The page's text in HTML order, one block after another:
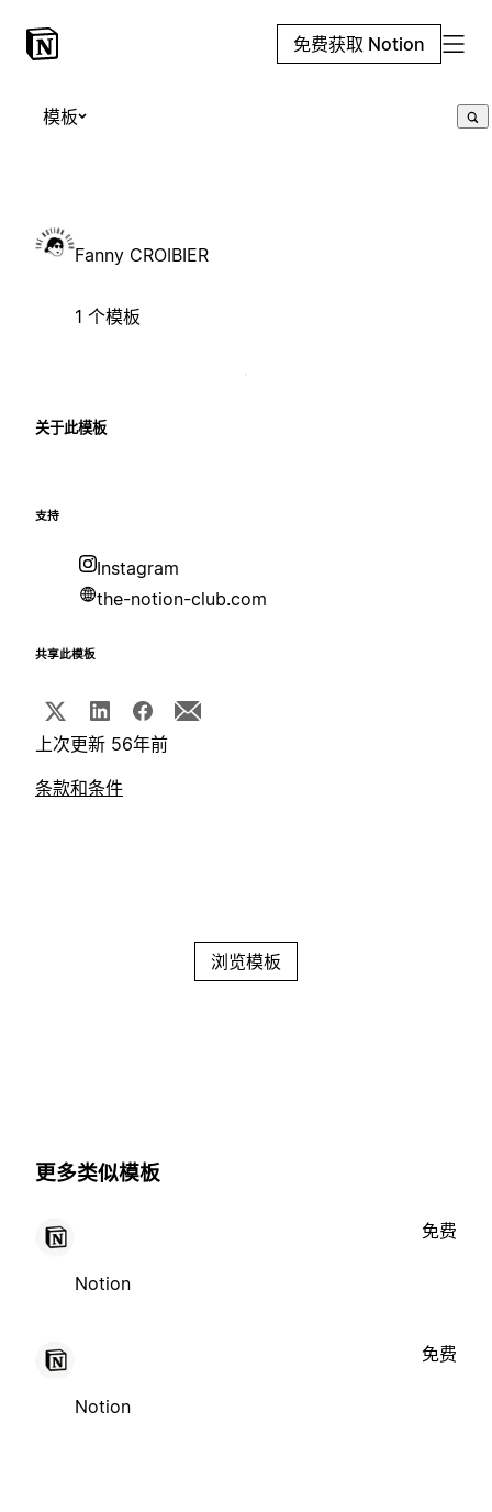
免费获取 Notion
模板
Fanny CROIBIER
1 个模板
关于此模板
支持
Instagram
the-notion-club.com
共享此模板
上次更新 56年前
条款和条件
浏览模板
更多类似模板
Notion
免费
Notion
免费